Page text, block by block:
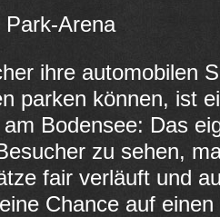
Park-Arena
ihre automobilen
parken können, ist
Bodensee: Das
zu sehen,
fair verläuft und
Chance auf